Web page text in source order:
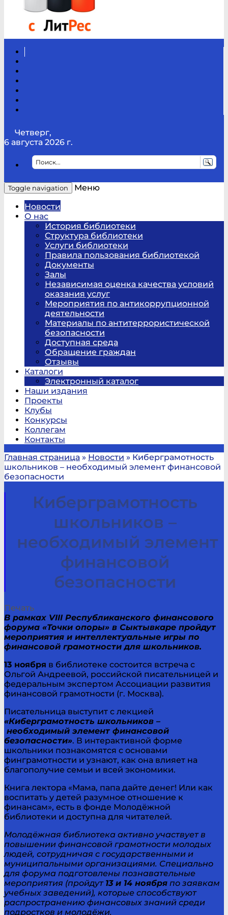
Четверг,
6 августа 2026 г.
Toggle navigation
Меню
Новости
О нас
История библиотеки
Структура библиотеки
Услуги библиотеки
Правила пользования библиотекой
Документы
Залы
Независимая оценка качества условий
оказания услуг
Мероприятия по антикоррупционной
деятельности
Материалы по антитеррористической
безопасности
Доступная среда
Обращение граждан
Отзывы
Каталоги
Электронный каталог
Наши издания
Проекты
Клубы
Конкурсы
Коллегам
Контакты
Главная страница » Новости » Киберграмотность
школьников – необходимый элемент финансовой
безопасности
Киберграмотность
школьников –
необходимый элемент
финансовой
безопасности
Печать
В рамках VIII Республиканского финансового
форума «Точки опоры» в Сыктывкаре пройдут
мероприятия и интеллектуальные игры по
финансовой грамотности для школьников.
13 ноября в библиотеке состоится встреча с
Ольгой Андреевой, российской писательницей и
федеральным экспертом Ассоциации развития
финансовой грамотности (г. Москва).
Писательница выступит с лекцией
«Киберграмотность школьников –
необходимый элемент финансовой
безопасности». В интерактивной форме
школьники познакомятся с основами
финграмотности и узнают, как она влияет на
благополучие семьи и всей экономики.
Книга лектора «Мама, папа дайте денег! Или как
воспитать у детей разумное отношение к
финансам», есть в фонде Молодёжной
библиотеки и доступна для читателей.
Молодёжная библиотека активно участвует в
повышении финансовой грамотности молодых
людей, сотрудничая с государственными и
муниципальными организациями. Специально
для форума подготовлены познавательные
мероприятия (пройдут 13 и 14 ноября по заявкам
учебных заведений), которые способствуют
распространению финансовых знаний среди
подростков и молодёжи.